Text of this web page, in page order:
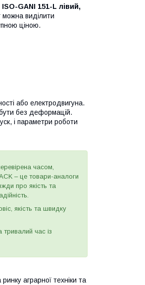
GANI 151-L лівий,
можна виділити
ціною.
або електродвигуна.
без деформацій.
і параметри роботи
часом,
– це товари-аналоги
про якість та
якість та швидку
час із
аграрної техніки та